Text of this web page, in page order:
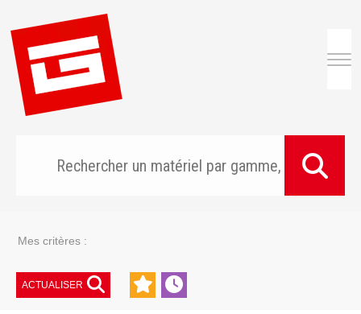
Mes critères :
ACTUALISER